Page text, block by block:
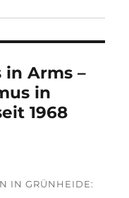
in Arms –
in
1968
IN GRÜNHEIDE: